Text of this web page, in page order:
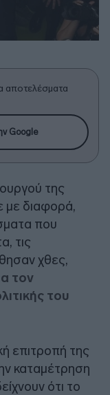
αποτελέσματα
Google
της
με διαφορά,
που
τις
χθες,
τον
του
επιτροπή της
καταμέτρηση
ότι το